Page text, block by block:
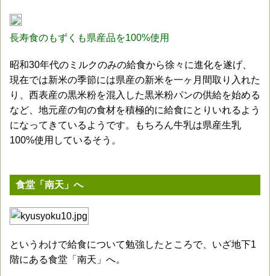
長寿食のもずくも県産品を100%使用
昭和30年代のミルクのみの給食から徐々に進化を遂げ、
現在では新米の季節には県産の新米を一ヶ月間取り入れた
り、西表産の黒米粉を混入した黒米粉パンの供給を始める
など、地元産の旬の食材を積極的に給食にとりいれるよう
になってきているようです。もちろん牛乳は県産生乳
100%使用しているそう。
食堂「南天」へ
というわけで給食について勉強したところで、いざ地下1
階にある食堂「南天」へ。